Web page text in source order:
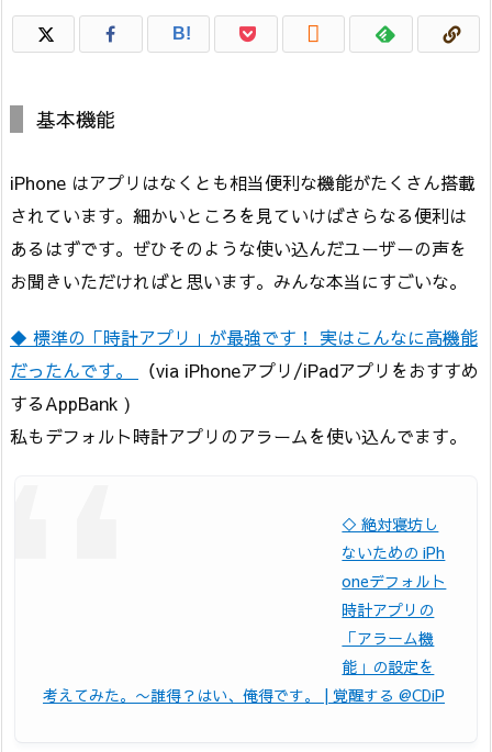
B! 
基本機能
iPhone はアプリはなくとも相当便利な機能がたくさん搭載
されています。細かいところを見ていけばさらなる便利は
あるはずです。ぜひそのような使い込んだユーザーの声を
お聞きいただければと思います。みんな本当にすごいな。
◆ 標準の「時計アプリ」が最強です！ 実はこんなに高機能
だったんです。
（via iPhoneアプリ/iPadアプリをおすすめ
するAppBank )
私もデフォルト時計アプリのアラームを使い込んでます。
◇ 絶対寝坊し
ないための iPh
oneデフォルト
時計アプリの
「アラーム機
能」の設定を
考えてみた。〜誰得？はい、俺得です。 | 覚醒する @CDiP